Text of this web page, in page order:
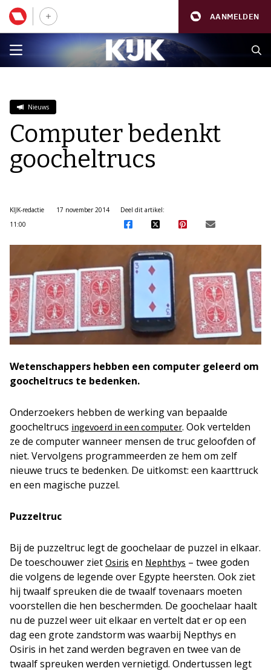
AANMELDEN
Nieuws
Computer bedenkt
goocheltrucs
KIJK-redactie
17 november 2014
11:00
Deel dit artikel:
Wetenschappers hebben een computer geleerd om
goocheltrucs te bedenken.
Onderzoekers hebben de werking van bepaalde
goocheltrucs ingevoerd in een computer. Ook vertelden
ze de computer wanneer mensen de truc geloofden of
niet. Vervolgens programmeerden ze hem om zelf
nieuwe trucs te bedenken. De uitkomst: een kaarttruck
en een magische puzzel.
Puzzeltruc
Bij de puzzeltruc legt de goochelaar de puzzel in elkaar.
De toeschouwer ziet Osiris en Nephthys – twee goden
die volgens de legende over Egypte heersten. Ook ziet
hij twaalf spreuken die de twaalf tovenaars moeten
voorstellen die hen beschermden. De goochelaar haalt
nu de puzzel weer uit elkaar en vertelt dat er op een
dag een grote zandstorm was waarbij Nepthys en
Osiris in het zand werden begraven en twee van de
twaalf spreuken werden vernietigd. Ondertussen legt